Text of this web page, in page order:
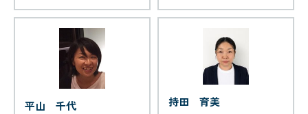
平山 千代 持田 育美